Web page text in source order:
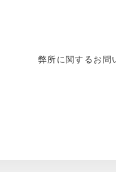
弊所に関するお問